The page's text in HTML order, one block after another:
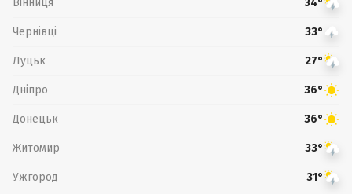
34°
Чернівці 33°
Луцьк 27°
Дніпро 36°
Донецьк 36°
Житомир 33°
Ужгород 31°